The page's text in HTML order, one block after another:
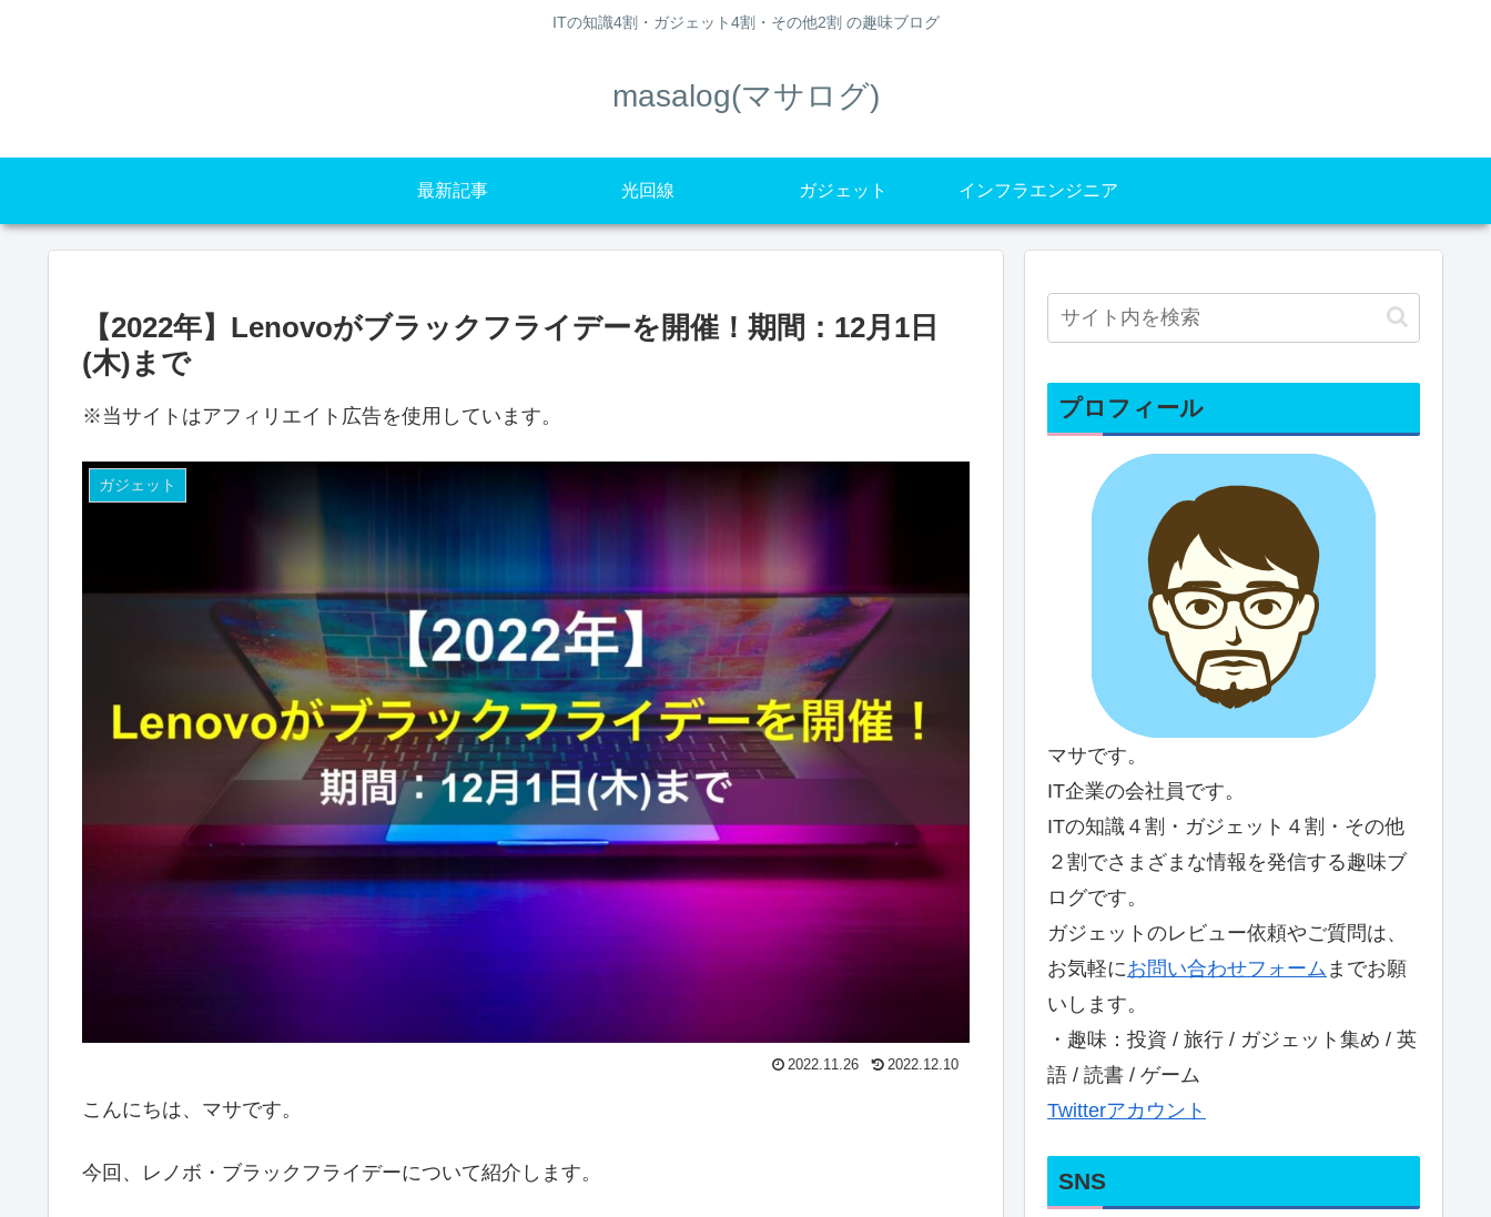
ITの知識4割・ガジェット4割・その他2割 の趣味ブログ
masalog(マサログ)
最新記事 光回線 ガジェット インフラエンジニア
【2022年】Lenovoがブラックフライデーを開催！期間：12月1日
(木)まで
※当サイトはアフィリエイト広告を使用しています。
ガジェット
2022.11.26 2022.12.10
こんにちは、マサです。
今回、レノボ・ブラックフライデーについて紹介します。
プロフィール
マサです。
IT企業の会社員です。
ITの知識４割・ガジェット４割・その他
２割でさまざまな情報を発信する趣味ブ
ログです。
ガジェットのレビュー依頼やご質問は、
お気軽にお問い合わせフォーム までお願
いします。
・趣味：投資 / 旅行 / ガジェット集め / 英
語 / 読書 / ゲーム
Twitterアカウント
SNS